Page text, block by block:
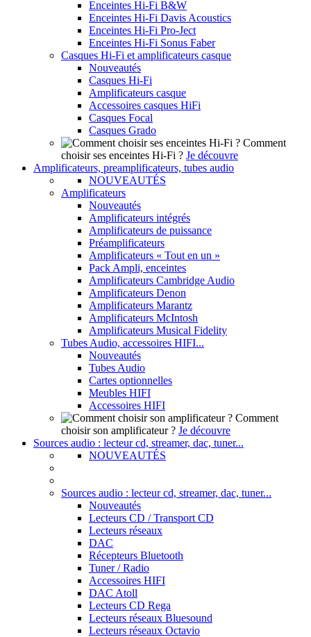
Enceintes Hi-Fi B&W
Enceintes Hi-Fi Davis Acoustics
Enceintes Hi-Fi Pro-Ject
Enceintes Hi-Fi Sonus Faber
Casques Hi-Fi et amplificateurs casque
Nouveautés
Casques Hi-Fi
Amplificateurs casque
Accessoires casques HiFi
Casques Focal
Casques Grado
Comment
choisir ses enceintes Hi-Fi ? Je découvre
Amplificateurs, preamplificateurs, tubes audio
NOUVEAUTÉS
Amplificateurs
Nouveautés
Amplificateurs intégrés
Amplificateurs de puissance
Préamplificateurs
Amplificateurs « Tout en un »
Pack Ampli, enceintes
Amplificateurs Cambridge Audio
Amplificateurs Denon
Amplificateurs Marantz
Amplificateurs McIntosh
Amplificateurs Musical Fidelity
Tubes Audio, accessoires HIFI...
Nouveautés
Tubes Audio
Cartes optionnelles
Meubles HIFI
Accessoires HIFI
Comment
choisir son amplificateur ? Je découvre
Sources audio : lecteur cd, streamer, dac, tuner...
NOUVEAUTÉS
Sources audio : lecteur cd, streamer, dac, tuner...
Nouveautés
Lecteurs CD / Transport CD
Lecteurs réseaux
DAC
Récepteurs Bluetooth
Tuner / Radio
Accessoires HIFI
DAC Atoll
Lecteurs CD Rega
Lecteurs réseaux Bluesound
Lecteurs réseaux Octavio